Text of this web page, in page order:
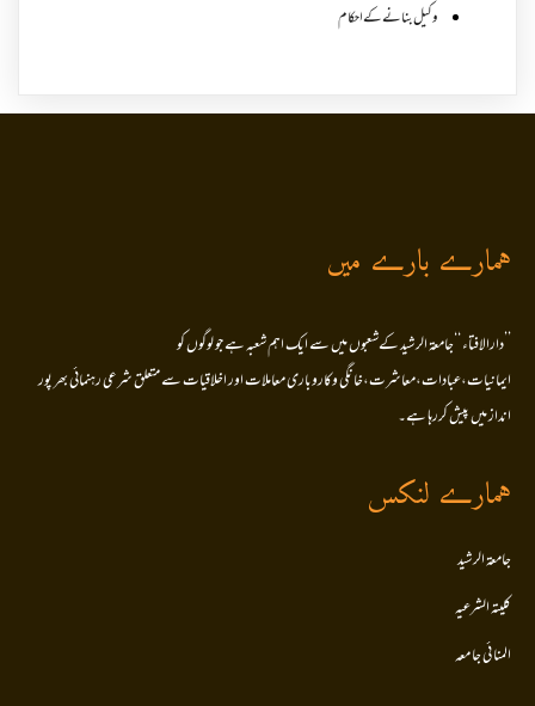
وکیل بنانے کے احکام
ہمارے بارے میں
’’دارالافتاء ‘‘جامعۃ الرشید کےشعبوں میں سے ایک اہم شعبہ ہے جو لوگوں کو
ایمانیات،عبادات،معاشرت،خانگی وکاروباری معاملات اور اخلاقیات سے متعلق شرعی رہنمائی بھر پور
انداز میں پیش کررہا ہے۔
ہمارے لنکس
جامعۃ الرشید
کلیتہ الشرعیہ
المنا ئی جا معہ